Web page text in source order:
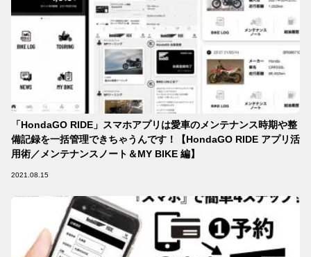
「HondaGO RIDE」スマホアプリは愛車のメンテナンス時期や整
備記録を一括管理できちゃうんです！【HondaGO RIDE アプリ活
用術／メンテナンスノート＆MY BIKE 編】
2021.08.15